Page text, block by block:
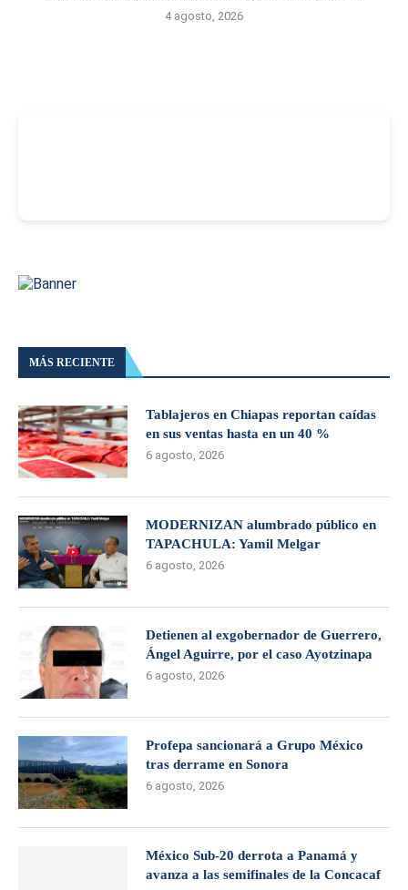
4 agosto, 2026
MÁS RECIENTE
Tablajeros en Chiapas reportan caídas
en sus ventas hasta en un 40 %
6 agosto, 2026
MODERNIZAN alumbrado público en
TAPACHULA: Yamil Melgar
6 agosto, 2026
Detienen al exgobernador de Guerrero,
Ángel Aguirre, por el caso Ayotzinapa
6 agosto, 2026
Profepa sancionará a Grupo México
tras derrame en Sonora
6 agosto, 2026
México Sub-20 derrota a Panamá y
avanza a las semifinales de la Concacaf